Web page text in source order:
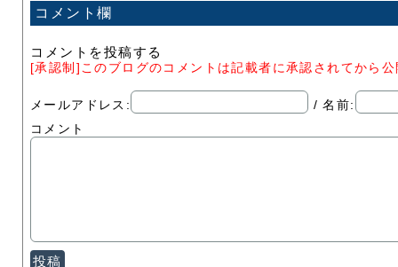
コメント欄
コメントを投稿する
[承認制]このブログのコメントは記載者に承認されてから
メールアドレス:
/ 名前:
コメント